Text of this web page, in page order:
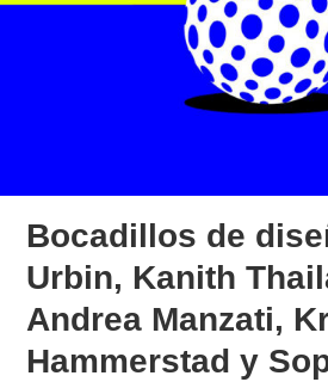
Bocadillos de
Urbin, Kanith
Andrea Manzati,
Hammerstad y